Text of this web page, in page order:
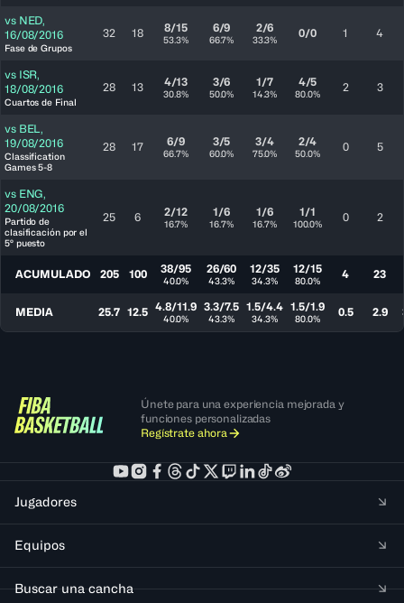
vs NED,
16/08/2016
Fase de Grupos
32 18 8/15
53.3%
6/9
66.7%
2/6
33.3% 0/0 1 4
vs ISR,
18/08/2016
Cuartos de Final
28 13 4/13
30.8%
3/6
50.0%
1/7
14.3%
4/5
80.0% 2 3
vs BEL,
19/08/2016
Classification
Games 5-8
28 17 6/9
66.7%
3/5
60.0%
3/4
75.0%
2/4
50.0% 0 5
vs ENG,
20/08/2016
Partido de
clasificación por el
5º puesto
25 6 2/12
16.7%
1/6
16.7%
1/6
16.7%
1/1
100.0% 0 2
ACUMULADO 205 100 38/95
40.0%
26/60
43.3%
12/35
34.3%
12/15
80.0% 4 23
MEDIA 25.7 12.5 4.8/11.9
40.0%
3.3/7.5
43.3%
1.5/4.4
34.3%
1.5/1.9
80.0% 0.5 2.9
Únete para una experiencia mejorada y
funciones personalizadas
Regístrate ahora
Jugadores
Equipos
Buscar una cancha